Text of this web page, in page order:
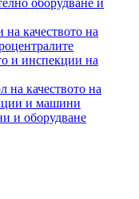
оборудване и
качеството на
и инспекции на
на качеството на
и машини
и оборудване